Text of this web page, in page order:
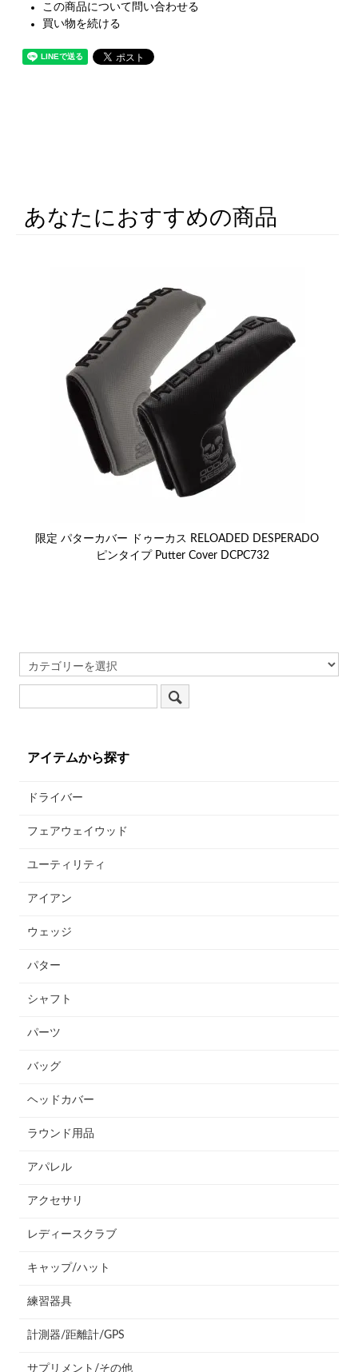
この商品について問い合わせる
買い物を続ける
あなたにおすすめの商品
限定 パターカバー ドゥーカス RELOADED DESPERADO
ピンタイプ Putter Cover DCPC732
アイテムから探す
ドライバー
フェアウェイウッド
ユーティリティ
アイアン
ウェッジ
パター
シャフト
パーツ
バッグ
ヘッドカバー
ラウンド用品
アパレル
アクセサリ
レディースクラブ
キャップ/ハット
練習器具
計測器/距離計/GPS
サプリメント/その他